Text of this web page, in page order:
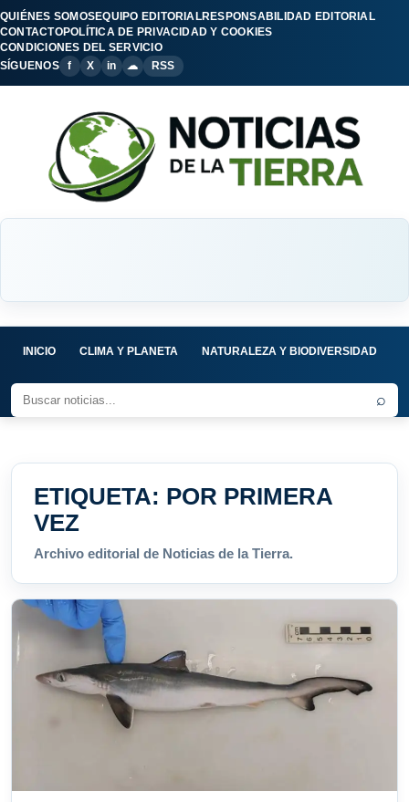
QUIÉNES SOMOSEQUIPO EDITORIALRESPONSABILIDAD EDITORIAL
CONTACTOPOLÍTICA DE PRIVACIDAD Y COOKIES
CONDICIONES DEL SERVICIO
SÍGUENOS
f X in ☁ RSS
INICIO CLIMA Y PLANETA NATURALEZA Y BIODIVERSIDAD
⌕
ETIQUETA: POR PRIMERA
VEZ
Archivo editorial de Noticias de la Tierra.